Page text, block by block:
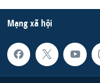
Mạng xã hội